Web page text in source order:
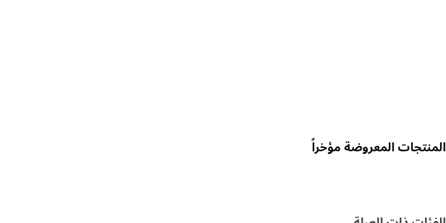
المنتجات المعروضة مؤخراً